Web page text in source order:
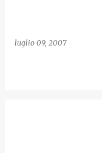
luglio 09, 2007